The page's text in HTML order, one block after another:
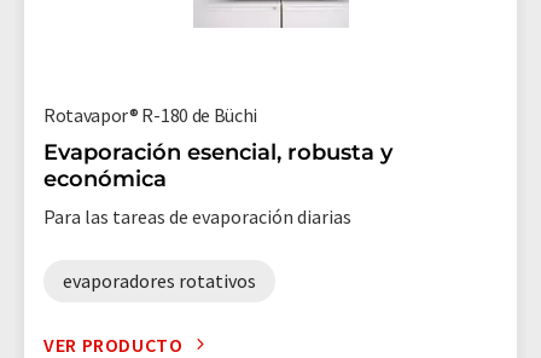
Rotavapor® R-180 de Büchi
Evaporación esencial, robusta y
económica
Para las tareas de evaporación diarias
evaporadores rotativos
VER PRODUCTO